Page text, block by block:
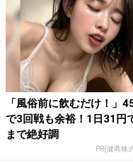
「風俗前に飲むだけ！」
で3回戦も余裕！1日31円
まで絶好調
PR(健商株